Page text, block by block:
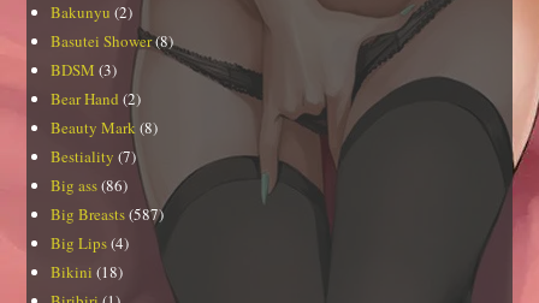
Bakunyu (2)
Basutei Shower(8)
BDSM (3)
Bear Hand (2)
Beauty Mark (8)
Bestiality (7)
Big ass(86)
Big Breasts(587)
Big Lips(4)
Bikini (18)